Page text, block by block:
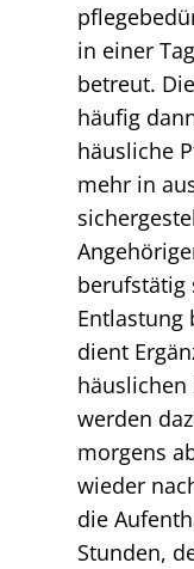
in einer
betreut.
häufig
häusliche
mehr in
berufstätig
Entlastung
dient
häuslichen
werden
morgens
wieder
die
Stunden,